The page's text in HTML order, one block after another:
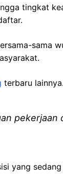
tingkat
sama
terbaru lainnya.
pekerjaan
yang